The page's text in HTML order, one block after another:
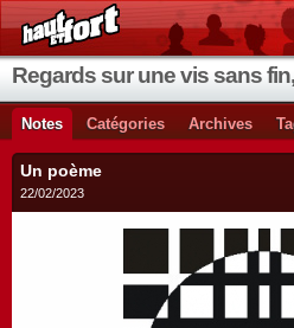
Regards sur une vis sans
Notes Catégories Archives
Un poème
22/02/2023